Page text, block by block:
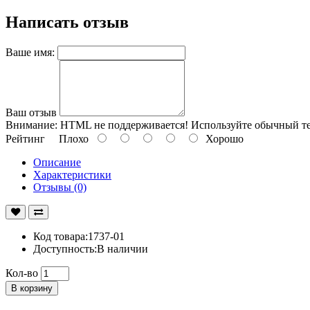
Написать отзыв
Ваше имя:
Ваш отзыв
Внимание: HTML не поддерживается! Используйте обычный
Рейтинг Плохо
Хорошо
Описание
Характеристики
Отзывы (0)
Код товара:1737-01
Доступность:В наличии
Кол-во
В корзину